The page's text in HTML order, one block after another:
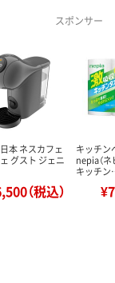
スポンサー
本 ネスカフェ
グスト ジェニ
（税込）
キッチン
nepia（ネ
キッチ